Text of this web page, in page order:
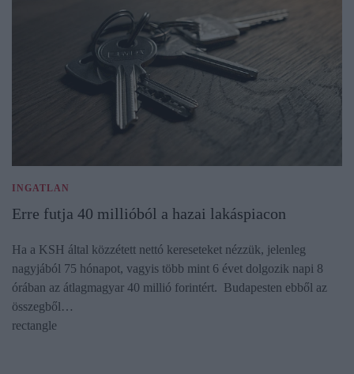
INGATLAN
Erre futja 40 millióból a hazai lakáspiacon
Ha a KSH által közzétett nettó kereseteket nézzük, jelenleg
nagyjából 75 hónapot, vagyis több mint 6 évet dolgozik napi 8
órában az átlagmagyar 40 millió forintért. Budapesten ebből az
összegből…
rectangle